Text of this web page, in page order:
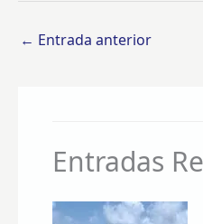
← Entrada anterior
Entradas